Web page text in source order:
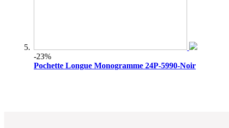
-23%
Pochette Longue Monogramme 24P-5990-Noir